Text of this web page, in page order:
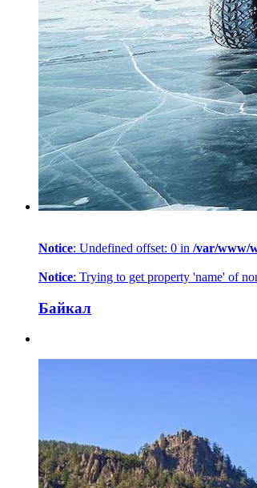
Notice: Undefined offset: 0 in /var/www/
Notice: Trying to get property 'name' of
Байкал